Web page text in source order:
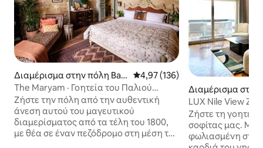
Διαμέρισμα στην πόλη Bab
Al Louq
Μέση βαθμολογία: 4,97 στα 5,
4,97 (136)
The Maryam · Γοητεία του Παλιού
Κόσμου στο κέντρο του Καΐρου
Ζήστε την πόλη από την αυθεντική
άνεση αυτού του μαγευτικού
διαμερίσματος από τα τέλη του 1800,
με θέα σε έναν πεζόδρομο στη μέση του
Διαμέρισμα
abalayah
LUX Nile View
Ζήστε τη
σοφίτας μας. Μια ευχάριστη όαση
φωλιασμένη